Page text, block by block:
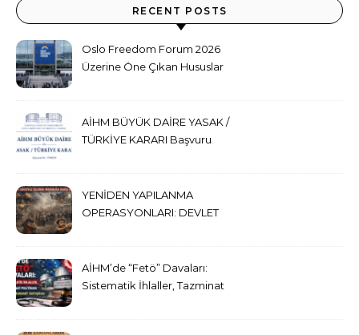
RECENT POSTS
Oslo Freedom Forum 2026
Üzerine Öne Çıkan Hususlar
AİHM BÜYÜK DAİRE YASAK /
TÜRKİYE KARARI Başvuru
YENİDEN YAPILANMA
OPERASYONLARI: DEVLET
AİHM’de “Fetö” Davaları:
Sistematik İhlaller, Tazminat